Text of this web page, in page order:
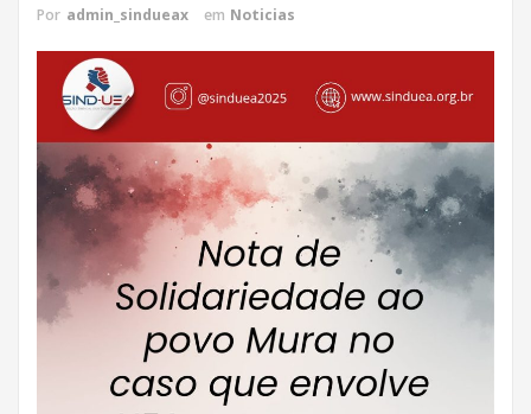
Por admin_sindueax em Noticias